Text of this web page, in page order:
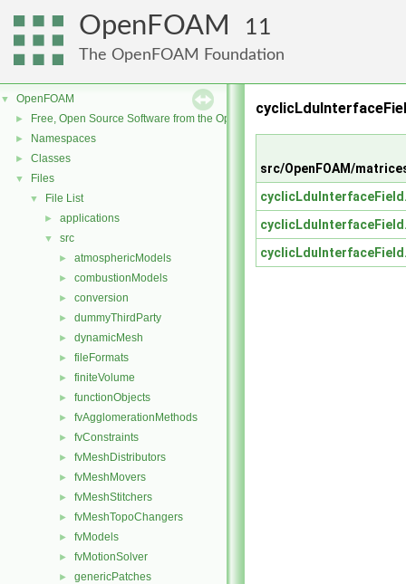
OpenFOAM 11
The OpenFOAM Foundation
▼ OpenFOAM
► Free, Open Source Software from the OpenFOAM Foundation
► Namespaces
► Classes
▼ Files
▼ File List
► applications
▼ src
► atmosphericModels
► combustionModels
► conversion
► dummyThirdParty
► dynamicMesh
► fileFormats
► finiteVolume
► functionObjects
► fvAgglomerationMethods
► fvConstraints
► fvMeshDistributors
► fvMeshMovers
► fvMeshStitchers
► fvMeshTopoChangers
► fvModels
► fvMotionSolver
► genericPatches
src/OpenFOAM/